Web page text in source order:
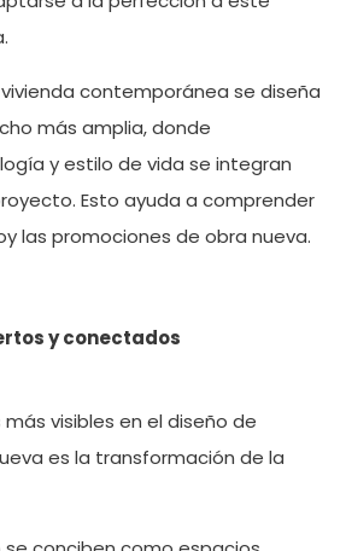
contemporánea se diseña
más amplia, donde
ía y estilo de vida se integran
Esto ayuda a comprender
las promociones de obra nueva.
y conectados
más visibles en el diseño de
es la transformación de la